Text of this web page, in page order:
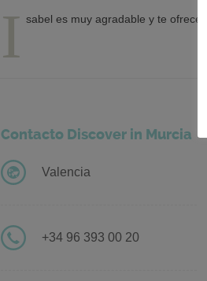
I sabel es muy agradable y te
Contacto Discover in Murcia
Valencia
+34 96 393 00 20